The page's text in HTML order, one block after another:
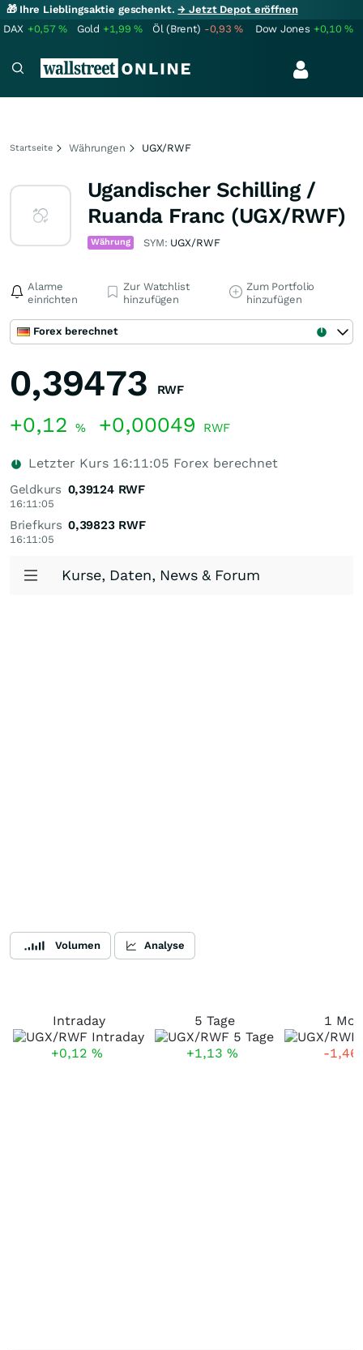
🎁 Ihre Lieblingsaktie geschenkt.→ Jetzt Depot eröffnen
DAX +0,57% Gold +1,99% Öl (Brent) -0,93% Dow Jones +0,10%
Startseite Währungen UGX/RWF
Ugandischer Schilling /
Ruanda Franc (UGX/RWF)
Währung SYM: UGX/RWF
Alarme
einrichten
Zur Watchlist
hinzufügen
Zum Portfolio
hinzufügen
Forex berechnet
0,39473 RWF
+0,12 % +0,00049 RWF
Letzter Kurs 16:11:05 Forex berechnet
Geldkurs
16:11:05
0,39124 RWF
Briefkurs
16:11:05
0,39823 RWF
Kurse, Daten, News & Forum
Volumen Analyse
Intraday
+0,12 %
5 Tage
+1,13 %
1
-1,46